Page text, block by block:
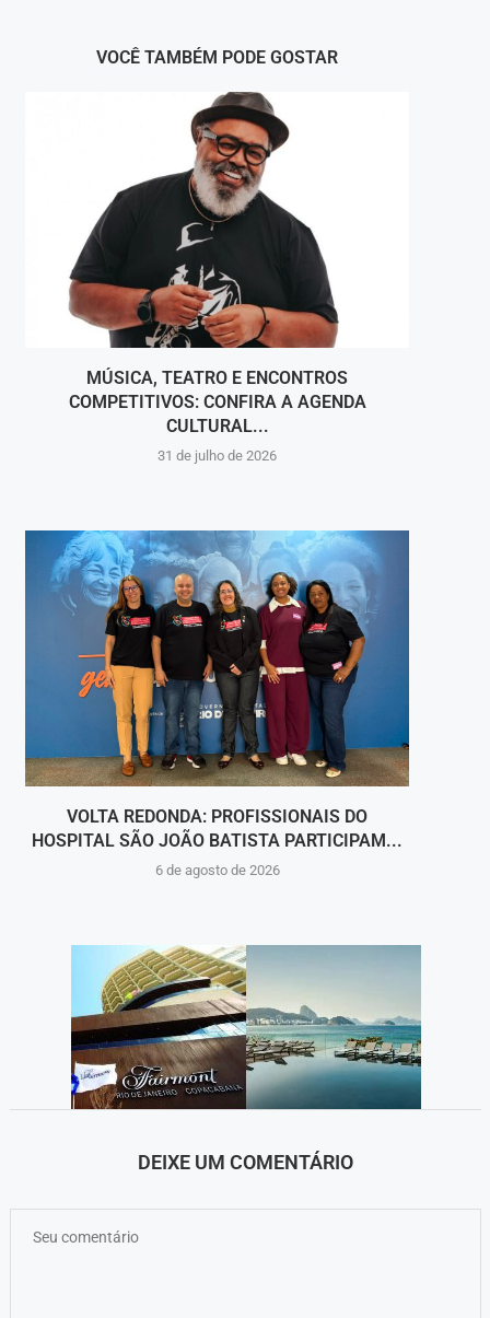
VOCÊ TAMBÉM PODE GOSTAR
MÚSICA, TEATRO E ENCONTROS
COMPETITIVOS: CONFIRA A AGENDA
CULTURAL...
31 de julho de 2026
VOLTA REDONDA: PROFISSIONAIS DO
HOSPITAL SÃO JOÃO BATISTA PARTICIPAM...
6 de agosto de 2026
DEIXE UM COMENTÁRIO